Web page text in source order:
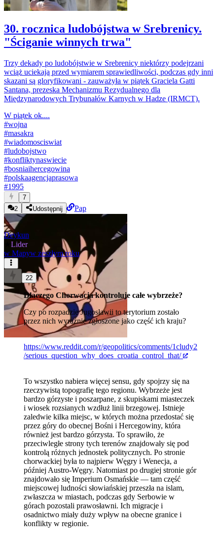
30. rocznica ludobójstwa w Srebrenicy.
"Ściganie winnych trwa"
Trzy dekady po ludobójstwie w Srebrenicy niektórzy podejrzani
wciąż uciekają przed wymiarem sprawiedliwości, podczas gdy inni
skazani są gloryfikowani - zauważyła w piątek Graciela Gatti
Santana, prezeska Mechanizmu Rezydualnego dla
Międzynarodowych Trybunałów Karnych w Hadze (IRMCT).
W piątek ok....
#wojna
#masakra
#wiadomosciswiat
#ludobojstwo
#konfliktynaswiecie
#bosniaihercegowina
#polskaagencjaprasowa
#1995
7
2
Udostępnij Pap
Deykun
Lider
w Mapyw zeszłym roku
22
Dlaczego Chorwacja kontroluje całe wybrzeże?
Czy po rozpadzie Jugosławii to terytorium zostało
przez nich wyraźnie zgłoszone jako część ich kraju?
https://www.reddit.com/r/geopolitics/comments/1cludy2
/serious_question_why_does_croatia_control_that/
To wszystko nabiera więcej sensu, gdy spojrzy się na
rzeczywistą topografię tego regionu. Wybrzeże jest
bardzo górzyste i poszarpane, z skupiskami miasteczek
i wiosek rozsianych wzdłuż linii brzegowej. Istnieje
zaledwie kilka miejsc, w których można przedostać się
przez góry do obecnej Bośni i Hercegowiny, która
również jest bardzo górzysta. To sprawiło, że
przeciwległe strony tych terenów znajdowały się pod
kontrolą różnych jednostek politycznych. Po stronie
chorwackiej była to najpierw Węgry i Wenecja, a
później Austro-Węgry. Natomiast po drugiej stronie gór
znajdowało się Imperium Osmańskie — tam część
miejscowej ludności słowiańskiej przeszła na islam,
zwłaszcza w miastach, podczas gdy Serbowie w
górach pozostali prawosławni. Ich migracje i
osadnictwo miały duży wpływ na obecne granice i
konflikty w regionie.